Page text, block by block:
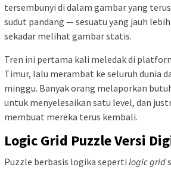
tersembunyi di dalam gambar yang
sudut pandang — sesuatu yang jauh
sekadar melihat gambar statis.
Tren ini pertama kali meledak di
Timur, lalu merambat ke seluruh dunia
minggu. Banyak orang melaporkan
untuk menyelesaikan satu level, dan
membuat mereka terus kembali.
Logic Grid Puzzle Versi
Puzzle berbasis logika seperti logic grid